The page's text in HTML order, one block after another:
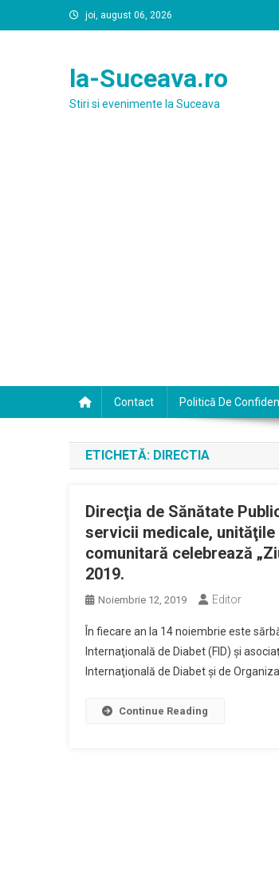
to
joi, august 06, 2026
la-Suceava.ro
Stiri si evenimente la Suceava
Contact Politică De
ETICHETĂ: DIRECTIA
Direcţia de Sănătate
servicii medicale,
comunitară celebrează
2019.
Noiembrie 12, 2019 Editor
În fiecare an la 14 noiembrie este
Internaţională de Diabet (FID) şi
Internaţională de Diabet şi de
Continue Reading